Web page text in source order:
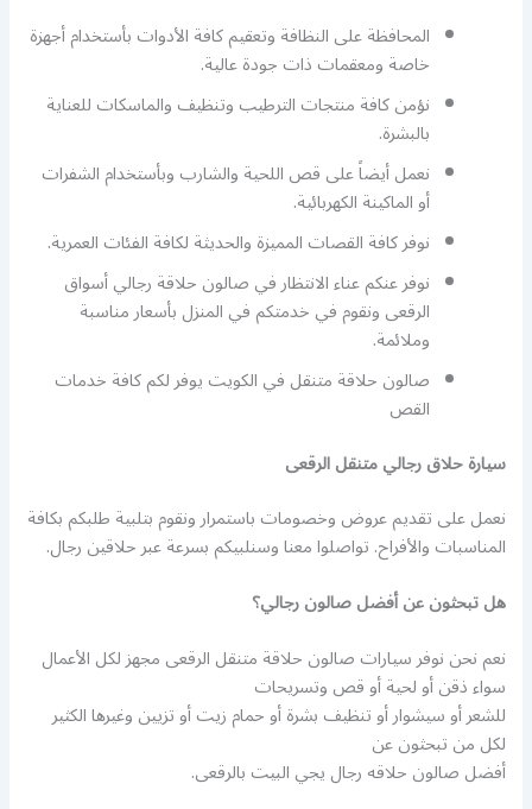
المحافظة على النظافة وتعقيم كافة الأدوات بأستخدام أجهزة
خاصة ومعقمات ذات جودة عالية.
نؤمن كافة منتجات الترطيب وتنظيف والماسكات للعناية
بالبشرة.
نعمل أيضاً على قص اللحية والشارب وبأستخدام الشفرات
أو الماكينة الكهربائية.
نوفر كافة القصات المميزة والحديثة لكافة الفئات العمرية.
نوفر عنكم عناء الانتظار في صالون حلاقة رجالي أسواق
الرقعى ونقوم في خدمتكم في المنزل بأسعار مناسبة
وملائمة.
صالون حلاقة متنقل في الكويت يوفر لكم كافة خدمات
القص
سيارة حلاق رجالي متنقل الرقعى
نعمل على تقديم عروض وخصومات باستمرار ونقوم بتلبية طلبكم بكافة
المناسبات والأفراح. تواصلوا معنا وسنلبيكم بسرعة عبر حلاقين رجال.
هل تبحثون عن أفضل صالون رجالي؟
نعم نحن نوفر سيارات صالون حلاقة متنقل الرقعى مجهز لكل الأعمال
سواء ذقن أو لحية أو قص وتسريحات
للشعر أو سيشوار أو تنظيف بشرة أو حمام زيت أو تزيين وغيرها الكثير
لكل من تبحثون عن
أفضل صالون حلاقه رجال يجي البيت بالرقعى.